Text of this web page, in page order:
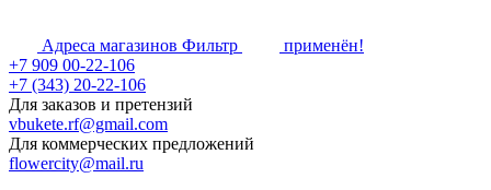
Адреса магазинов Фильтр
применён!
+7 909 00-22-106
+7 (343) 20-22-106
Для заказов и претензий
vbukete.rf@gmail.com
Для коммерческих предложений
flowercity@mail.ru